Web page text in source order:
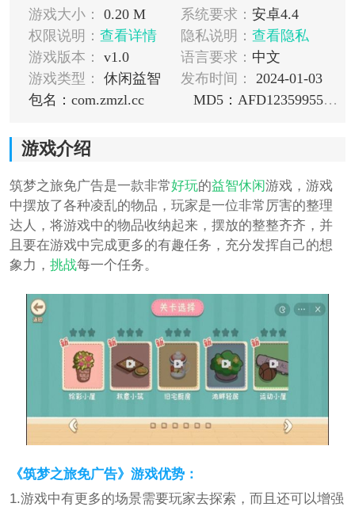
游戏大小： 0.20 M 系统要求： 安卓4.4
权限说明： 查看详情 隐私说明： 查看隐私
游戏版本：
v1.0 语言要求： 中文
游戏类型：
休闲益智 发布时间：
2024-01-03
包名：com.zmzl.cc
MD5：AFD12359955C5E9D3F8FA071EB9A4E87
游戏介绍
筑梦之旅免广告是一款非常好玩的益智休闲游戏，游戏
中摆放了各种凌乱的物品，玩家是一位非常厉害的整理
达人，将游戏中的物品收纳起来，摆放的整整齐齐，并
且要在游戏中完成更多的有趣任务，充分发挥自己的想
象力， 挑战每一个任务。
《筑梦之旅免广告》游戏优势：
1.游戏中有更多的场景需要玩家去探索，而且还可以增强